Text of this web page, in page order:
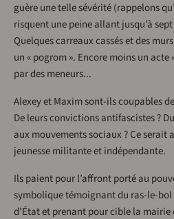
guère une telle sévérité (rappelons
risquent une peine allant jusqu’à
Quelques carreaux cassés et des
un « pogrom ». Encore moins un acte
par des meneurs...
Alexey et Maxim sont-ils coupables
De leurs convictions antifascistes ?
aux mouvements sociaux ? Ce serait
jeunesse militante et indépendante.
Ils paient pour l’affront porté au
symbolique témoignant du ras-le-bol
d’État et prenant pour cible la mairie